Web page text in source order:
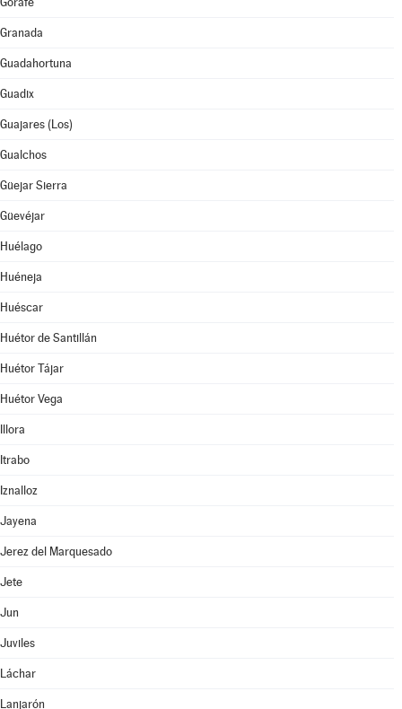
Granada
Guadahortuna
Guadix
Guajares (Los)
Gualchos
Güejar Sierra
Güevéjar
Huélago
Huéneja
Huéscar
Huétor de Santillán
Huétor Tájar
Huétor Vega
Illora
Itrabo
Iznalloz
Jayena
Jerez del Marquesado
Jete
Jun
Juviles
Láchar
Lanjarón